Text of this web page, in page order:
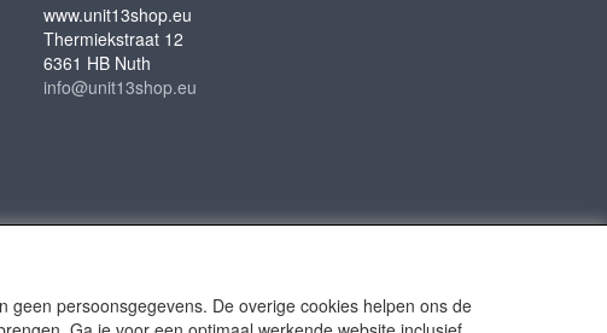
www.unit13shop.eu
Thermiekstraat 12
6361 HB Nuth
info@unit13shop.eu
persoonsgegevens. De overige cookies helpen ons de